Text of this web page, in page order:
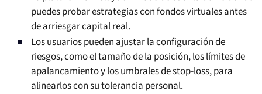
puedes probar estrategias con fondos virtuales antes
de arriesgar capital real.
Los usuarios pueden ajustar la configuración de
riesgos, como el tamaño de la posición, los límites de
apalancamiento y los umbrales de stop-loss, para
alinearlos con su tolerancia personal.